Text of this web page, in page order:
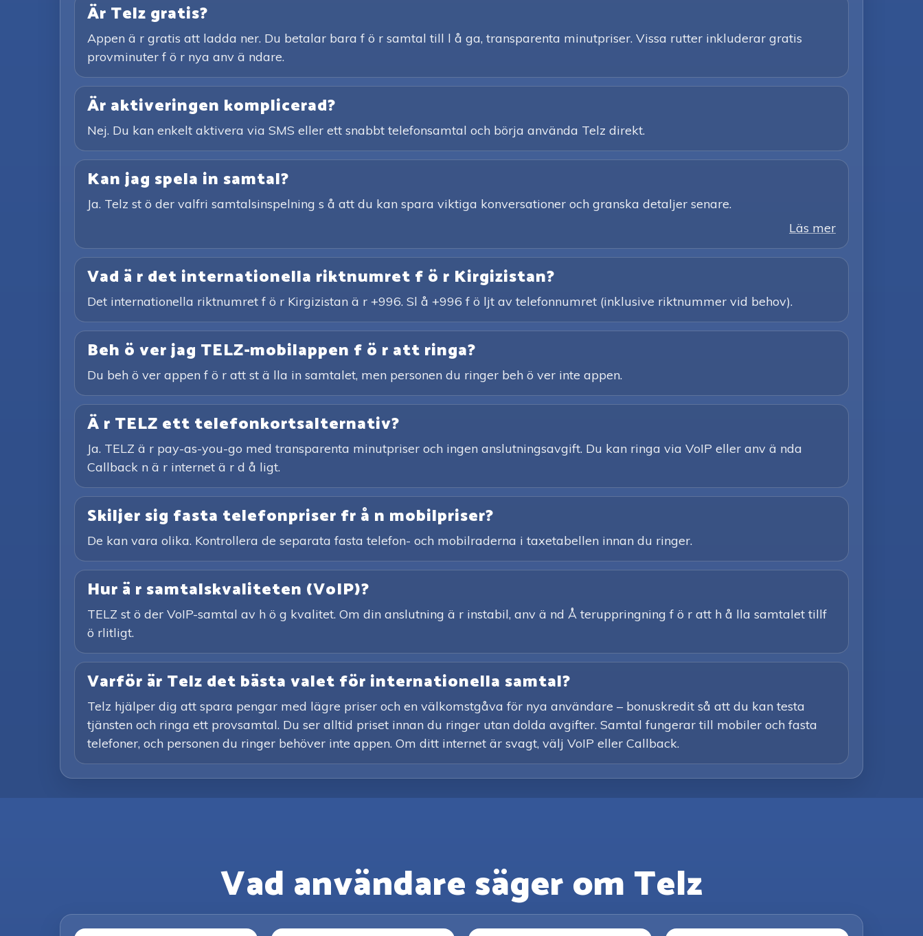
Är Telz gratis?
Appen ä r gratis att ladda ner. Du betalar bara f ö r samtal till l å ga, transparenta minutpriser. Vissa rutter inkluderar gratis
provminuter f ö r nya anv ä ndare.
Är aktiveringen komplicerad?
Nej. Du kan enkelt aktivera via SMS eller ett snabbt telefonsamtal och börja använda Telz direkt.
Kan jag spela in samtal?
Ja. Telz st ö der valfri samtalsinspelning s å att du kan spara viktiga konversationer och granska detaljer senare.
Läs mer
Vad ä r det internationella riktnumret f ö r Kirgizistan?
Det internationella riktnumret f ö r Kirgizistan ä r +996. Sl å +996 f ö ljt av telefonnumret (inklusive riktnummer vid behov).
Beh ö ver jag TELZ-mobilappen f ö r att ringa?
Du beh ö ver appen f ö r att st ä lla in samtalet, men personen du ringer beh ö ver inte appen.
Ä r TELZ ett telefonkortsalternativ?
Ja. TELZ ä r pay-as-you-go med transparenta minutpriser och ingen anslutningsavgift. Du kan ringa via VoIP eller anv ä nda
Callback n ä r internet ä r d å ligt.
Skiljer sig fasta telefonpriser fr å n mobilpriser?
De kan vara olika. Kontrollera de separata fasta telefon- och mobilraderna i taxetabellen innan du ringer.
Hur ä r samtalskvaliteten (VoIP)?
TELZ st ö der VoIP-samtal av h ö g kvalitet. Om din anslutning ä r instabil, anv ä nd Å teruppringning f ö r att h å lla samtalet tillf
ö rlitligt.
Varför är Telz det bästa valet för internationella samtal?
Telz hjälper dig att spara pengar med lägre priser och en välkomstgåva för nya användare – bonuskredit så att du kan testa
tjänsten och ringa ett provsamtal. Du ser alltid priset innan du ringer utan dolda avgifter. Samtal fungerar till mobiler och fasta
telefoner, och personen du ringer behöver inte appen. Om ditt internet är svagt, välj VoIP eller Callback.
Vad användare säger om Telz